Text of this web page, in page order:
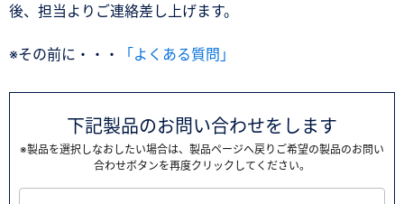
後、担当よりご連絡差し上げます。
※その前に・・・ 「よくある質問」
下記製品のお問い合わせをします
※製品を選択しなおしたい場合は、製品ページへ戻りご希望の製品のお問い
合わせボタンを再度クリックしてください。